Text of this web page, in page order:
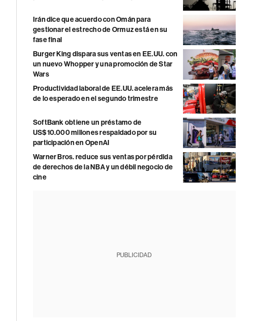
Irán dice que acuerdo con Omán para
gestionar el estrecho de Ormuz está en su
fase final
Burger King dispara sus ventas en EE.UU. con
un nuevo Whopper y una promoción de Star
Wars
Productividad laboral de EE.UU. acelera más
de lo esperado en el segundo trimestre
SoftBank obtiene un préstamo de
US$10.000 millones respaldado por su
participación en OpenAI
Warner Bros. reduce sus ventas por pérdida
de derechos de la NBA y un débil negocio de
cine
PUBLICIDAD